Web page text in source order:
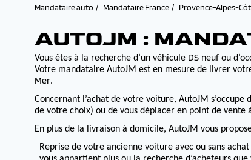
Mandataire auto Mandataire France Provence-Alpes-
AUTOJM :
Vous êtes à la recherche d’un véhicule DS neuf ou
Votre mandataire AutoJM est en mesure de livrer
Mer.
Concernant l’achat de votre voiture, AutoJM
de votre choix) ou de vous déplacer en point de vente
En plus de la livraison à domicile, AutoJM vous
Reprise de votre ancienne voiture avec ou sans